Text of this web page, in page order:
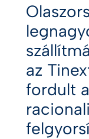
az
fordult